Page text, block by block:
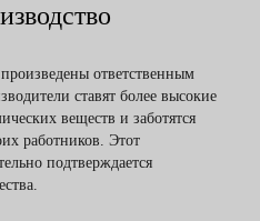
ответственным
ставят более высокие
веществ и заботятся
работников. Этот
подтверждается